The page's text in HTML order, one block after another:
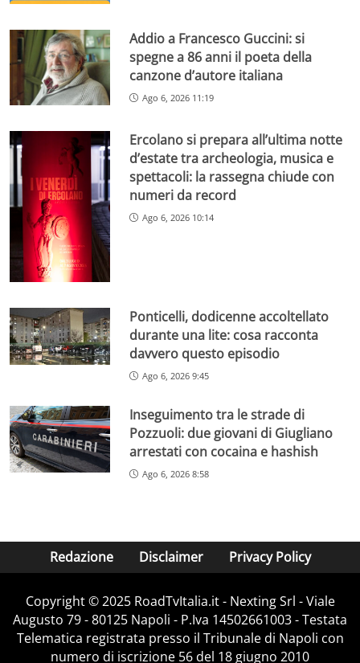
Addio a Francesco Guccini: si
spegne a 86 anni il poeta della
canzone d’autore italiana
Ago 6, 2026 11:19
Ercolano si prepara all’ultima notte
d’estate tra archeologia, musica e
spettacoli: la rassegna chiude con
numeri da record
Ago 6, 2026 10:14
Ponticelli, dodicenne accoltellato
durante una lite: cosa racconta
davvero questo episodio
Ago 6, 2026 9:45
Inseguimento tra le strade di
Pozzuoli: due giovani di Giugliano
arrestati con cocaina e hashish
Ago 6, 2026 8:58
Redazione Disclaimer Privacy Policy
Copyright ©️ 2025 RoadTvItalia.it - Nexting Srl - Viale
Augusto 79 - 80125 Napoli - P.Iva 14502661003 - Testata
Telematica registrata presso il Tribunale di Napoli con
numero di iscrizione 56 del 18 giugno 2010